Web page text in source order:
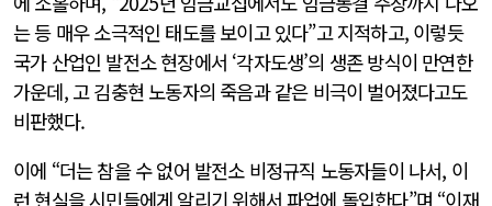
는 등 매우 소극적인 태도를 보이고 있다”고 지적하고, 이렇듯
국가 산업인 발전소 현장에서 ‘각자도생’의 생존 방식이 만연한
가운데, 고 김충현 노동자의 죽음과 같은 비극이 벌어졌다고도
비판했다.
이에 “더는 참을 수 없어 발전소 비정규직 노동자들이 나서, 이
런 현실을 시민들에게 알리기 위해서 파업에 돌입한다”며 “이재